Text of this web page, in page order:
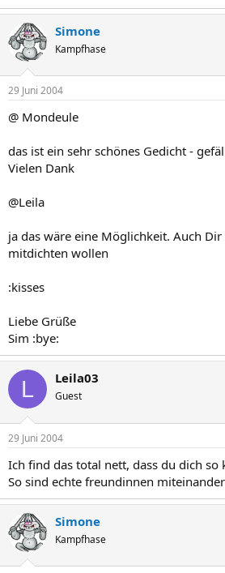
Simone
Kampfhase
29 Juni 2004
@ Mondeule
das ist ein sehr schönes Gedicht -
Vielen Dank
@Leila
ja das wäre eine Möglichkeit. Auch
mitdichten wollen
:kisses
Liebe Grüße
Sim :bye:
L Leila03
Guest
29 Juni 2004
Ich find das total nett, dass du dich so
So sind echte freundinnen
Simone
Kampfhase